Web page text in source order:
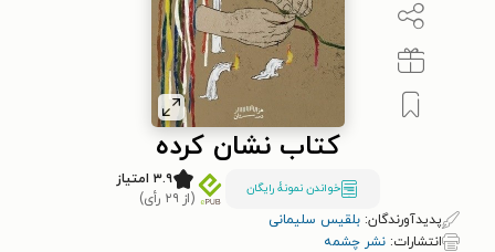
کتاب نشان کرده
خواندن نمونۀ رایگان
۳.۹ امتیاز
(از ۲۹ رأی)
پدیدآورندگان: بلقیس سلیمانی
انتشارات: نشر چشمه